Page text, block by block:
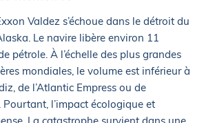
Valdez s’échoue dans le détroit du
Le navire libère environ 11
pétrole. À l’échelle des plus grandes
mondiales, le volume est inférieur à
de l’Atlantic Empress ou de
l’impact écologique et
La catastrophe survient dans une